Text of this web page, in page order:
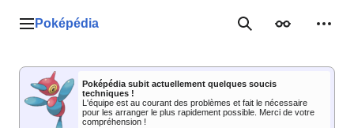
Menu principal
Poképédia RechercherApparence
Poképédia subit actuellement quelques soucis
techniques !
L'équipe est au courant des problèmes et fait le nécessaire
pour les arranger le plus rapidement possible. Merci de votre
compréhension !